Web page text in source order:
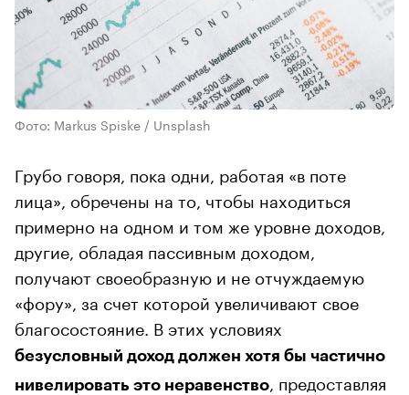
Фото: Markus Spiske / Unsplash
Грубо говоря, пока одни, работая «в поте
лица», обречены на то, чтобы находиться
примерно на одном и том же уровне доходов,
другие, обладая пассивным доходом,
получают своеобразную и не отчуждаемую
«фору», за счет которой увеличивают свое
благосостояние. В этих условиях
безусловный доход должен хотя бы частично
нивелировать это неравенство
, предоставляя